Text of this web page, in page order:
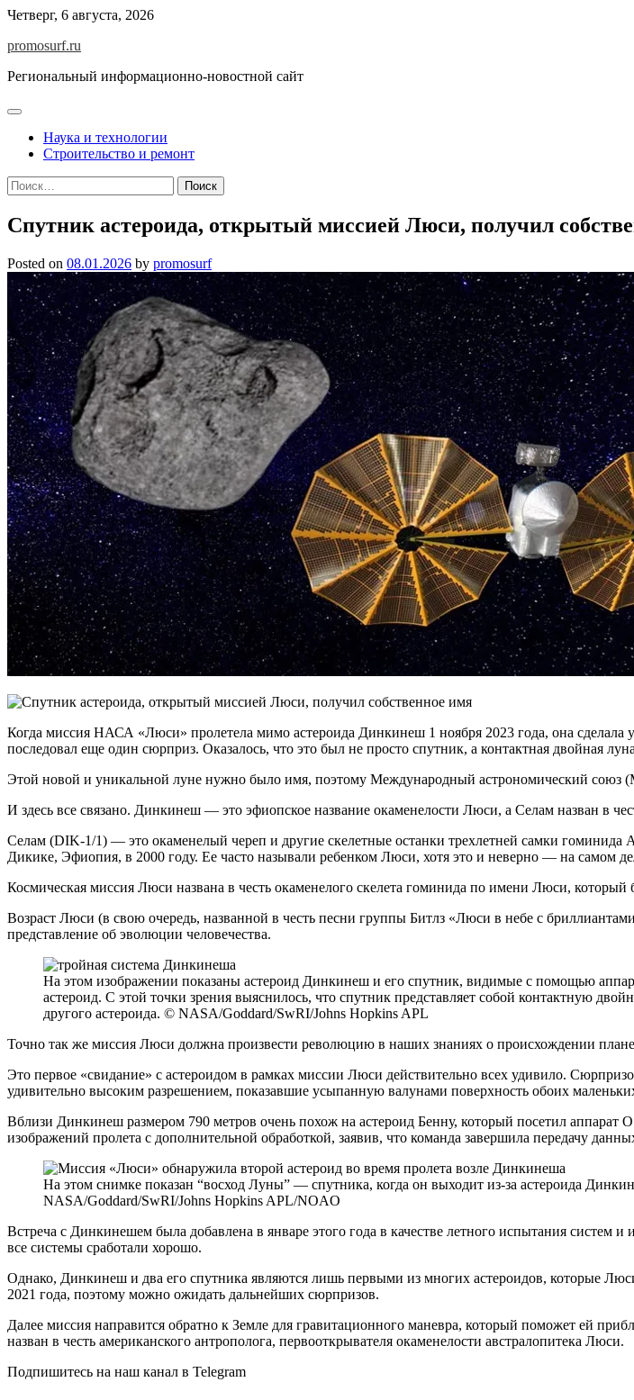
Skip
content
Четверг, 6 августа, 2026
promosurf.ru
Региональный информационно-новостной сайт
Наука и технологии
Строительство и ремонт
Найти:
Спутник астероида, открытый миссией Люси, получил
Posted on 08.01.2026 by promosurf
Когда миссия НАСА «Люси» пролетела мимо астероида Динкинеш 1 ноября 2023 года, она сделала
последовал еще один сюрприз. Оказалось, что это был не просто спутник, а контактная двойная
Этой новой и уникальной луне нужно было имя, поэтому Международный астрономический союз
И здесь все связано. Динкинеш — это эфиопское название окаменелости Люси, а Селам назван в
Селам (DIK-1/1) — это окаменелый череп и другие скелетные останки трехлетней самки гоминида
Дикике, Эфиопия, в 2000 году. Ее часто называли ребенком Люси, хотя это и неверно — на самом
Космическая миссия Люси названа в честь окаменелого скелета гоминида по имени Люси,
Возраст Люси (в свою очередь, названной в честь песни группы Битлз «Люси в небе с
представление об эволюции человечества.
На этом изображении показаны астероид Динкинеш и его спутник, видимые с помощью
астероид. С этой точки зрения выяснилось, что спутник представляет собой контактную
другого астероида. © NASA/Goddard/SwRI/Johns Hopkins APL
Точно так же миссия Люси должна произвести революцию в наших знаниях о происхождении
Это первое «свидание» с астероидом в рамках миссии Люси действительно всех удивило.
удивительно высоким разрешением, показавшие усыпанную валунами поверхность обоих
Вблизи Динкинеш размером 790 метров очень похож на астероид Бенну, который посетил
изображений пролета с дополнительной обработкой, заявив, что команда завершила передачу
На этом снимке показан “восход Луны” — спутника, когда он выходит из-за астероида
NASA/Goddard/SwRI/Johns Hopkins APL/NOAO
Встреча с Динкинешем была добавлена ​​в январе этого года в качестве летного испытания систем
все системы сработали хорошо.
Однако, Динкинеш и два его спутника являются лишь первыми из многих астероидов, которые
2021 года, поэтому можно ожидать дальнейших сюрпризов.
Далее миссия направится обратно к Земле для гравитационного маневра, который поможет ей
назван в честь американского антрополога, первооткрывателя окаменелости австралопитека Люси.
Подпишитесь на наш канал в Telegram